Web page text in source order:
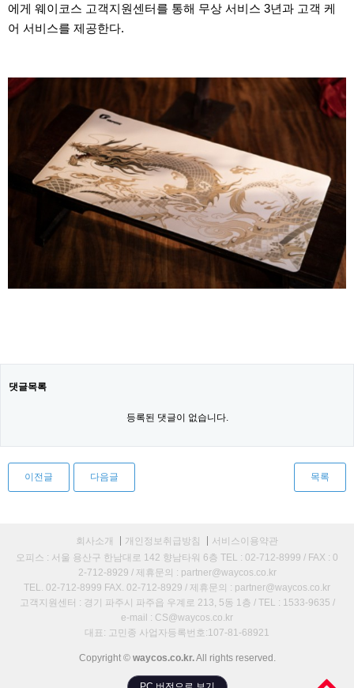
에게 웨이코스 고객지원센터를 통해 무상 서비스 3년과 고객 케
어 서비스를 제공한다.
댓글목록
등록된 댓글이 없습니다.
이전글 다음글 목록
회사소개 개인정보취급방침
서비스이용약관
오피스 : 서울 용산구 한남대로 142 향남타워 6층 TEL : 02-712-8999 / FAX : 0
2-712-8929 / 제휴문의 : partner@waycos.co.kr
TEL. 02-712-8999 FAX. 02-712-8929 / 제휴문의 : partner@waycos.co.kr
고객지원센터 : 경기 파주시 파주읍 우계로 213, 5동 1층 / TEL : 1533-9635 /
e-mail : CS@waycos.co.kr
대표: 고민종 사업자등록번호:107-81-68921
Copyright © waycos.co.kr.All rights reserved.